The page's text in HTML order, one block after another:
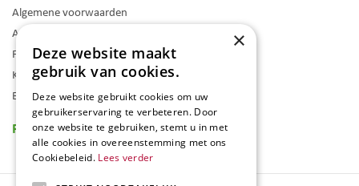
Algemene voorwaarden
Assortiment
Folder
Klantenkaart
Blog
Reviews
×
Deze website maakt
gebruik van cookies.
Deze website gebruikt cookies om uw
gebruikerservaring te verbeteren. Door
onze website te gebruiken, stemt u in met
alle cookies in overeenstemming met ons
Cookiebeleid. Lees verder